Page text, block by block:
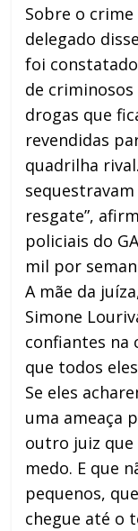
Sobre o
delegado
foi
de criminosos
drogas que
revendidas
quadrilha
resgate”,
policiais do
mil por
A mãe da
Simone
confiantes na
que todos
Se eles
uma ameaça
outro juiz
medo. E que
pequenos,
chegue até o